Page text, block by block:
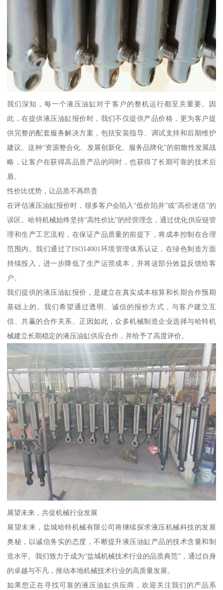
我们深知，每一个液压油缸对于客户的整机运行都至关重要。因
此，在提供液压油缸报价时，我们不仅提供产品价格，更为客户提
供完整的配套服务解决方案，包括安装指导、调试支持和后期维护
建议。这种“资源整合化、发展创新化、服务品牌化”的前瞻性发展战
略，让客户在获得高品质产品的同时，也获得了长期可靠的技术后
盾。
性价比优势，让品质不再昂贵
在评估液压油缸报价时，很多客户会陷入“低价陷井”或“高价迷信”的
误区。哈特机械始终坚持“高性价比”的经营理念，通过优化供应链管
理和生产工艺流程，在保证产品质量的前提下，将成本控制在合理
范围内。我们通过了ISO14001环境管理体系认证，在绿色制造方面
持续投入，进一步降低了生产运营成本，并将这部分效益反馈给客
户。
我们提供的液压油缸报价，是建立在真实成本核算和长期合作预期
基础上的。我们希望通过透明、诚信的报价方式，与客户建立互
信、共赢的合作关系。正因如此，众多机械制造企业选择与哈特机
械建立长期稳定的液压油缸供应合作，并给予了高度评价。
展望未来，共促机械行业发展
展望未来，盐城哈特机械有限公司将继续探求液压机械科技的发展
奥秘，以诚信务实的态度，不断提升液压油缸产品的技术含量和制
造水平。我们致力于成为“盐城机械技术行业的品质典范”，通过自身
的卓越与不凡，推动本地机械技术行业的高质量发展。
如果您正在寻找可靠的液压油缸供应商，欢迎关注我们的产品系